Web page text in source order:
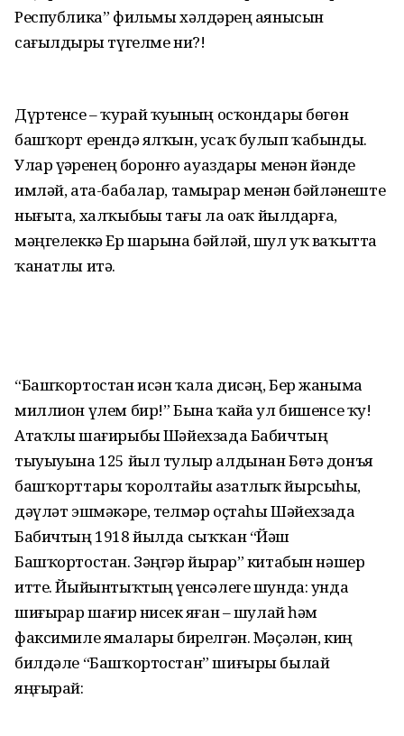
Республика” фильмы хәлдәрҙең аянысын
сағылдырҙы түгелме ни?!
Дүртенсе – ҡурай ҡуҙының осҡондары бөгөн
башҡорт ерендә ялҡын, усаҡ булып ҡабынды.
Улар үҙҙәренең боронғо ауаздары менән йәнде
имләй, ата-бабалар, тамырҙар менән бәйләнеште
нығыта, халҡыбыҙҙы тағы ла оҙаҡ йылдарға,
мәңгелеккә Ер шарына бәйләй, шул уҡ ваҡытта
ҡанатлы итә.
“Башҡортостан исән ҡала дисәң, Бер жаныма
миллион үлем бир!” Бына ҡайҙа ул бишенсе ҡуҙ!
Атаҡлы шағирыбыҙ Шәйехзада Бабичтың
тыуыуына 125 йыл тулыр алдынан Бөтә донъя
башҡорттары ҡоролтайы азатлыҡ йырсыһы,
дәүләт эшмәкәре, телмәр оҫтаһы Шәйехзада
Бабичтың 1918 йылда сыҡҡан “Йәш
Башҡортостан. Зәңгәр йырҙар” китабын нәшер
итте. Йыйынтыҡтың үҙенсәлеге шунда: унда
шиғырҙар шағир нисек яҙған – шулай һәм
факсимиле яҙмалары бирелгән. Мәҫәлән, киң
билдәле “Башҡортостан” шиғыры былай
яңғырай: